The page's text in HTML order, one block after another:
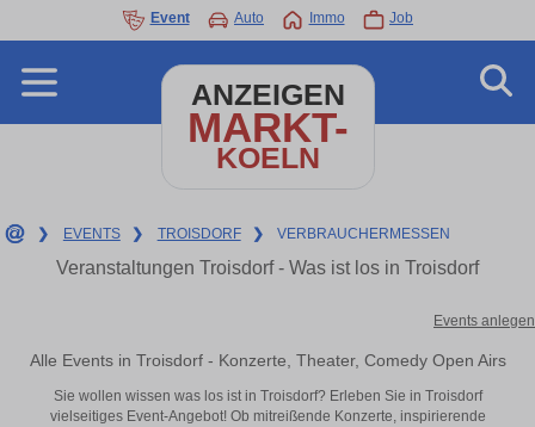
Event Auto Immo Job
ANZEIGEN
MARKT-
KOELN
❯ EVENTS ❯ TROISDORF ❯ VERBRAUCHERMESSEN
Veranstaltungen Troisdorf - Was ist los in Troisdorf
Events anlegen
Alle Events in Troisdorf - Konzerte, Theater, Comedy Open Airs
Sie wollen wissen was los ist in Troisdorf? Erleben Sie in Troisdorf
vielseitiges Event-Angebot! Ob mitreißende Konzerte, inspirierende